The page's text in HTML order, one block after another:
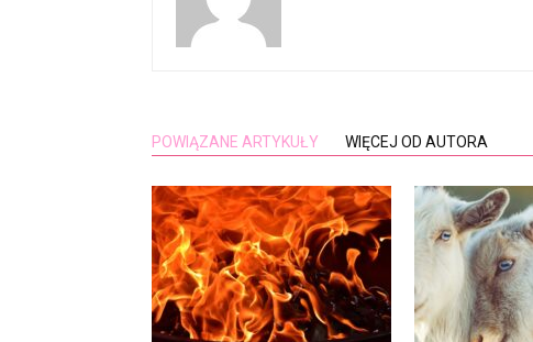
POWIĄZANE ARTYKUŁY WIĘCEJ OD AUTORA